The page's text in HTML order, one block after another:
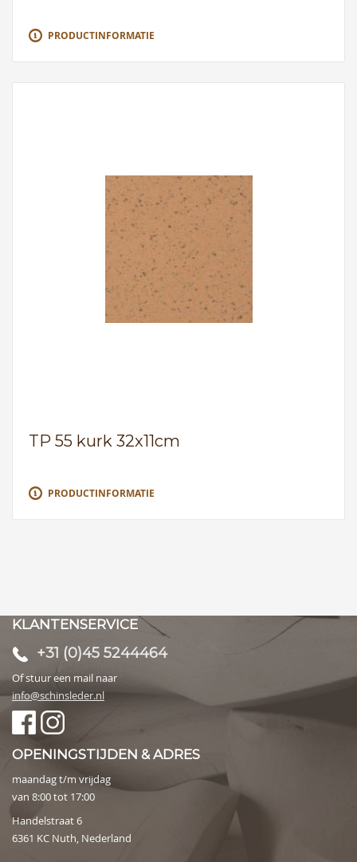
PRODUCTINFORMATIE
TP 55 kurk 32x11cm
PRODUCTINFORMATIE
KLANTENSERVICE
+31 (0)45 5244464
Of stuur een mail naar
info@schinsleder.nl
OPENINGSTIJDEN & ADRES
maandag t/m vrijdag
van 8:00 tot 17:00
Handelstraat 6
6361 KC Nuth, Nederland